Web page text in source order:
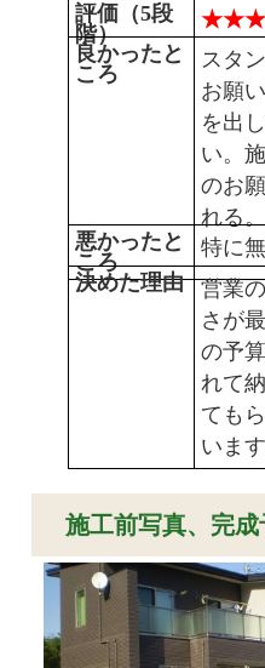
評価（5段
階）
良かったと
ころ
スタ
お願
を出
い。
のお
れる。
悪かったと
ころ
特に
決めた理由
営業
さが
の予
れて
ても
います
施工前写真、完